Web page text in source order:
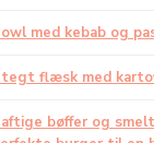
med kebab og
flæsk med
bøffer og